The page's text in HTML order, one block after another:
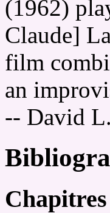
(1962)
Claude]
film
an
-- David